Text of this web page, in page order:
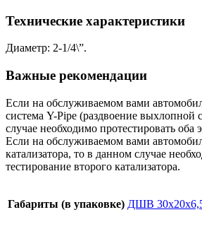
Технические характеристики
Диаметр: 2-1/4\”.
Важные рекомендации
Если на обслуживаемом вами
система Y-Pipe (раздвоение выхлопной
случае необходимо протестировать оба
Если на обслуживаемом вами
катализатора, то в данном случае
тестирование второго катализатора.
Габариты (в упаковке) ДШВ